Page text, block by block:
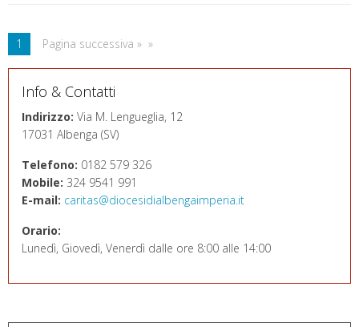
1 Pagina successiva »
Info & Contatti
Indirizzo: Via M. Lengueglia, 12
17031 Albenga (SV)
Telefono: 0182 579 326
Mobile: 324 9541 991
E-mail: caritas@diocesidialbengaimperia.it
Orario:
Lunedì, Giovedì, Venerdì dalle ore 8:00 alle 14:00